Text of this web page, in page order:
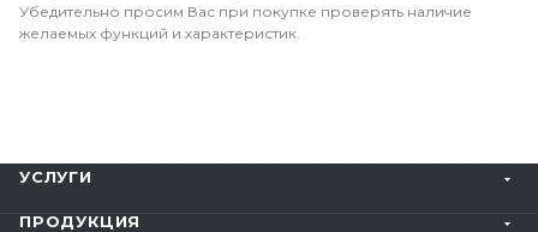
Убедительно просим Вас при покупке проверять наличие
желаемых функций и характеристик.
УСЛУГИ
ПРОДУКЦИЯ